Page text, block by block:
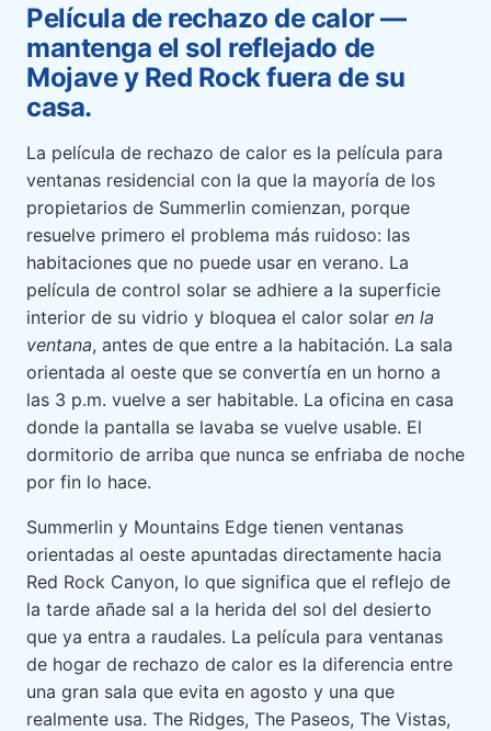
Película de rechazo de calor —
mantenga el sol reflejado de
Mojave y Red Rock fuera de su
casa.
La película de rechazo de calor es la película para
ventanas residencial con la que la mayoría de los
propietarios de Summerlin comienzan, porque
resuelve primero el problema más ruidoso: las
habitaciones que no puede usar en verano. La
película de control solar se adhiere a la superficie
interior de su vidrio y bloquea el calor solar en la
ventana, antes de que entre a la habitación. La sala
orientada al oeste que se convertía en un horno a
las 3 p.m. vuelve a ser habitable. La oficina en casa
donde la pantalla se lavaba se vuelve usable. El
dormitorio de arriba que nunca se enfriaba de noche
por fin lo hace.
Summerlin y Mountains Edge tienen ventanas
orientadas al oeste apuntadas directamente hacia
Red Rock Canyon, lo que significa que el reflejo de
la tarde añade sal a la herida del sol del desierto
que ya entra a raudales. La película para ventanas
de hogar de rechazo de calor es la diferencia entre
una gran sala que evita en agosto y una que
realmente usa. The Ridges, The Paseos, The Vistas,